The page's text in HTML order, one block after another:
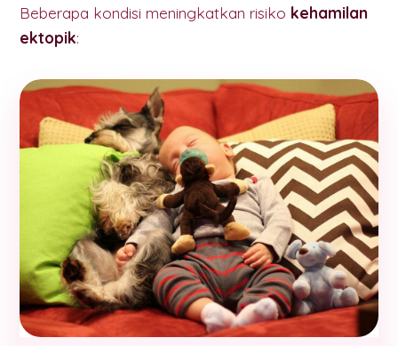
Beberapa kondisi meningkatkan risiko kehamilan
ektopik: